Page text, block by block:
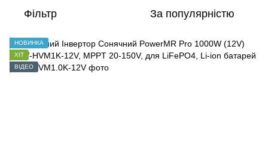
Фільтр За популярністю
НОВИНКА
ХІТ
ВІДЕО